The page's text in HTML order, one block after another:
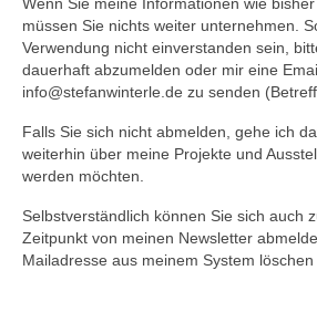
müssen Sie nichts weiter unternehmen.
Verwendung nicht einverstanden sein,
dauerhaft abzumelden oder mir eine
info@stefanwinterle.de zu senden
Falls Sie sich nicht abmelden, gehe ich
weiterhin über meine Projekte und
werden möchten.
Selbstverständlich können Sie sich auch
Zeitpunkt von meinen Newsletter
Mailadresse aus meinem System löschen